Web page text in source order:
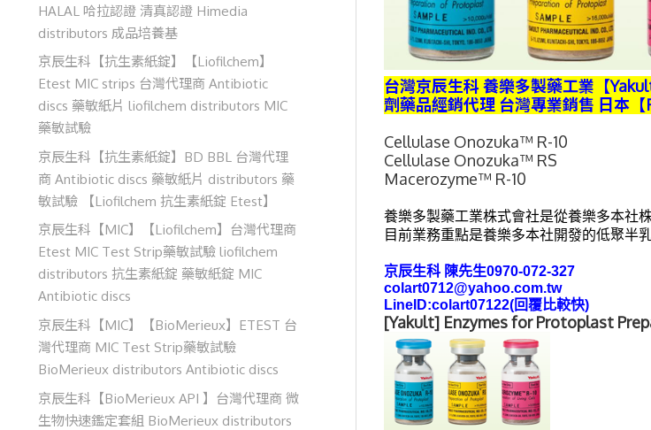
HALAL 哈拉認證 清真認證 Himedia
distributors 成品培養基
京辰生科【抗生素紙錠】【Liofilchem】
Etest MIC strips 台灣代理商 Antibiotic
discs 藥敏紙片 liofilchem distributors MIC
藥敏試驗
京辰生科【抗生素紙錠】BD BBL 台灣代理
商 Antibiotic discs 藥敏紙片 distributors 藥
敏試驗 【Liofilchem 抗生素紙錠 Etest】
京辰生科【MIC】【Liofilchem】台灣代理商
Etest MIC Test Strip藥敏試驗 liofilchem
distributors 抗生素紙錠 藥敏紙錠 MIC
Antibiotic discs
京辰生科【MIC】【BioMerieux】ETEST 台
灣代理商 MIC Test Strip藥敏試驗
BioMerieux distributors Antibiotic discs
京辰生科【BioMerieux API 】台灣代理商 微
生物快速鑑定套組 BioMerieux distributors
台灣京辰生科 養樂多製藥工業【
劑藥品經銷代理 台灣專業銷售 日本
Cellulase Onozuka™ R-10
Cellulase Onozuka™ RS
Macerozyme™ R-10
養樂多製藥工業株式會社是從養樂多本社
目前業務重點是養樂多本社開發的低聚半
京辰生科 陳先生0970-072-327
colart0712@yahoo.com.tw
LineID:colart07122(回覆比較快)
[Yakult] Enzymes for Protoplast